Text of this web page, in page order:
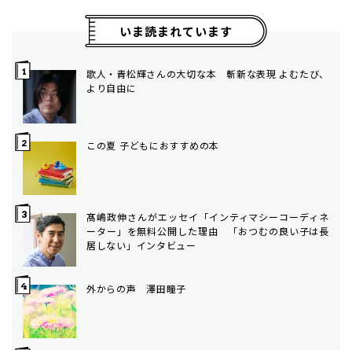
いま読まれています
歌人・青松輝さんの大切な本 斬新な表現 よむたび、
より自由に
この夏 子どもにおすすめの本
髙嶋政伸さんがエッセイ「インティマシーコーディネ
ーター」を無料公開した理由 「おつむの良い子は長
居しない」インタビュー
外からの声 澤田瞳子